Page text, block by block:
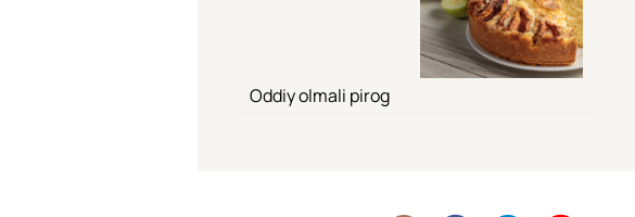
Oddiy olmali pirog